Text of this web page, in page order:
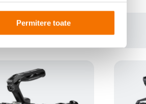
Permitere toate